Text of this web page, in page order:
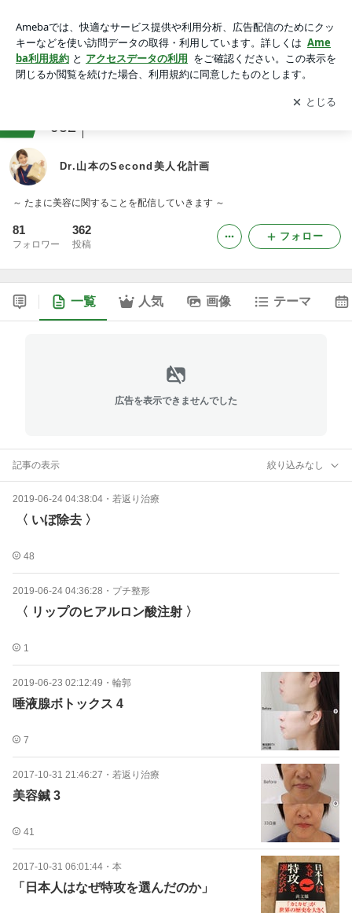
アプリをダウンロードして ブログの更新通知
を受け取りまし
ょう。
開く
952
Dr.山本のSecond美人化計画
～ たまに美容に関することを配信していきます ～
81
フォロワー
362
投稿
フォロー
一覧 人気 画像 テーマ
広告を表示できませんでした
記事の表示 絞り込みなし
2019-06-24 04:38:04 ・ 若返り治療
︎ 〈 いぼ除去 〉
48
2019-06-24 04:36:28 ・ プチ整形
︎ ︎〈 リップのヒアルロン酸注射 〉
1
2019-06-23 02:12:49 ・ 輪郭
唾液腺ボトックス 4
7
2017-10-31 21:46:27 ・ 若返り治療
美容鍼 3
41
2017-10-31 06:01:44 ・ 本
「日本人はなぜ特攻を選んだのか」